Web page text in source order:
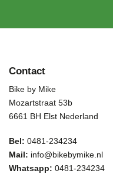
Contact
Bike by Mike
Mozartstraat 53b
6661 BH Elst Nederland
Bel: 0481-234234
Mail: info@bikebymike.nl
Whatsapp: 0481-234234